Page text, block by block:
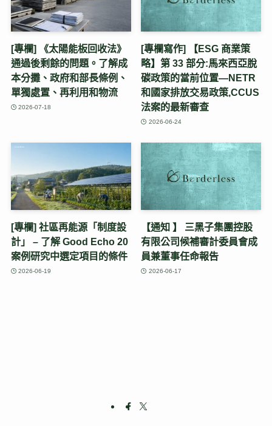
[專欄] 《太陽能板回收法》
通過後剩餘的問題。了解成
本分攤、政府和部長條例、
單獨處置、再利用和物流
2026-07-18
[專欄寫作] 【ESG 商業策
略】第 33 部分:馬來西亞脫
碳政策的當前位置—NETR
和國家排放交易政策,CCUS
法案的最新審查
2026-06-24
[專欄] 社區再能源「制度設
計」 – 了解 Good Echo 20
案例研究中選定項目的條件
2026-06-19
【通知 】 三黑子集團控股
有限公司候補審計委員會成
員兼董事任命報告
2026-06-17